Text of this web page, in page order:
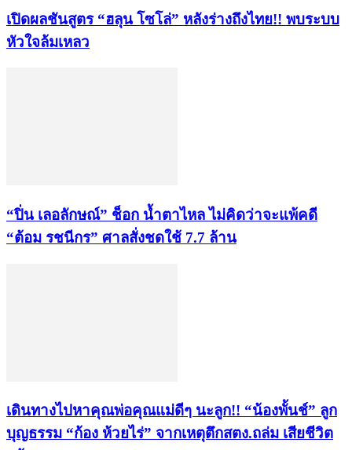
เปิดผลชันสูตร “ฮลุน โซโล่” หลังร่างถึงไทย!! พบระบบ
หัวใจล้มเหลว
“ปิ่น เลอลักษณ์” ช็อก น้ำตาไหล ไม่คิดว่าจะแพ้คดี
“ต้อม รชนีกร” ศาลสั่งชดใช้ 7.7 ล้าน
เดินทางไปหาคุณพ่อคุณแม่ดีๆ นะลูก!! “น้องพั้นช์” ลูก
บุญธรรม “ก้อง ห้วยไร่” จากเหตุตึกสตง.ถล่ม เสียชีวิต